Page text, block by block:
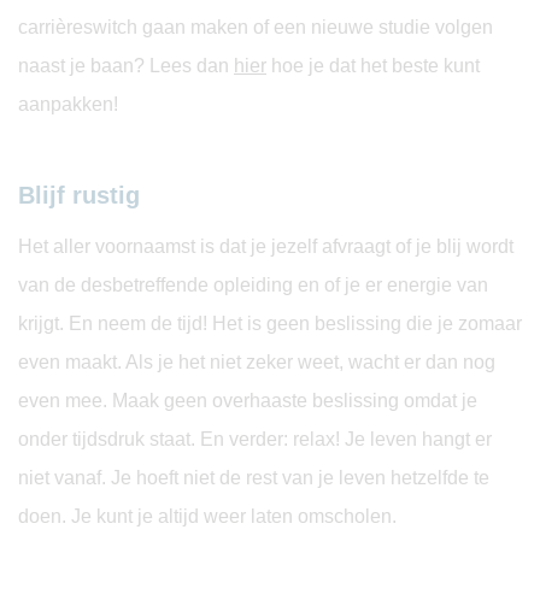
carrièreswitch gaan maken of een nieuwe studie volgen
naast je baan? Lees dan hier hoe je dat het beste kunt
aanpakken!
Blijf rustig
Het aller voornaamst is dat je jezelf afvraagt of je blij wordt
van de desbetreffende opleiding en of je er energie van
krijgt. En neem de tijd! Het is geen beslissing die je zomaar
even maakt. Als je het niet zeker weet, wacht er dan nog
even mee. Maak geen overhaaste beslissing omdat je
onder tijdsdruk staat. En verder: relax! Je leven hangt er
niet vanaf. Je hoeft niet de rest van je leven hetzelfde te
doen. Je kunt je altijd weer laten omscholen.